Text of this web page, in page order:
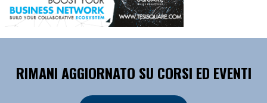
RIMANI AGGIORNATO SU CORSI ED EVENTI